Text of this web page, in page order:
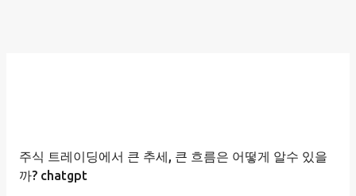
주식 트레이딩에서 큰 추세, 큰 흐름은 어떻게 알수 있을
까? chatgpt